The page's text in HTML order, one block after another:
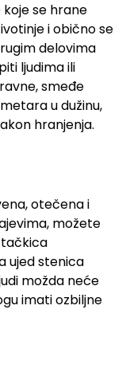
se hrane
i obično se
delovima
ljudima ili
smeđe
u dužinu,
hranjenja.
otečena i
možete
ujed stenica
možda neće
imati ozbiljne